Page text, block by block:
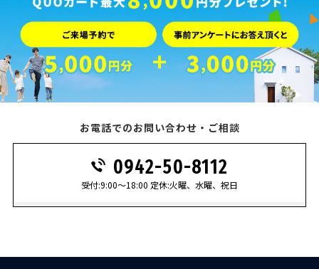
お電話でのお問い合わせ・ご相談
0942-50-8112
受付:9:00～18:00 定休:火曜、水曜、祝日